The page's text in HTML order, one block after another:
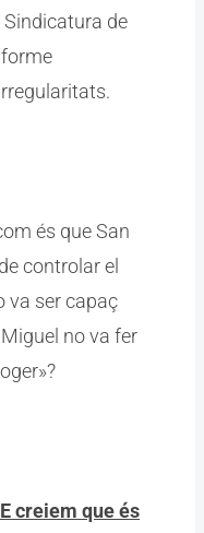
de
és que San
controlar el
va ser capaç
no va fer
creiem que és